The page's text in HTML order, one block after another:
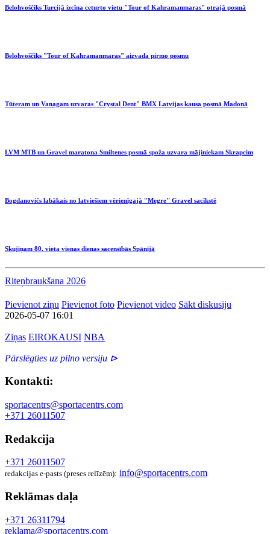
Belohvoščiks Turcijā izcīna ceturto vietu "Tour of Kahramanmaras" otrajā posmā
Belohvoščiks "Tour of Kahramanmaras" aizvada pirmo posmu
Tūteram un Vanagam uzvaras "Crystal Dent" BMX Latvijas kausa posmā Madonā
LVM MTB un Gravel maratona Smiltenes posmā spoža uzvara mājiniekam Skrapcim
Bogdanovičs labākais no latviešiem vērienīgajā ''Megre'' Gravel sacīkstē
Skujiņam 80. vieta vienas dienas sacensībās Spānijā
Riteņbraukšana 2026
Pievienot ziņu Pievienot foto Pievienot video Sākt diskusiju
2026-05-07 16:01
Ziņas EIROKAUSI NBA
Pārslēgties uz pilno versiju ⊳
Kontakti:
sportacentrs@sportacentrs.com
+371 26011507
Redakcija
+371 26011507
redakcijas e-pasts (preses relīzēm): info@sportacentrs.com
Reklāmas daļa
+371 26311794
reklama@sportacentrs.com